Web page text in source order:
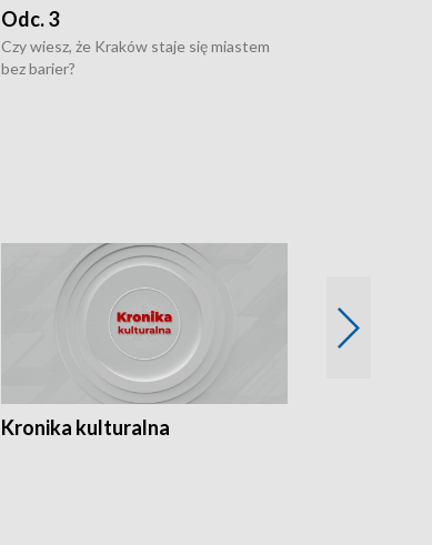
Odc. 3
Czy wiesz, że Kraków staje się miastem
bez barier?
Kronika kulturalna